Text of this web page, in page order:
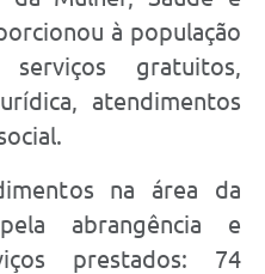
à população
gratuitos,
atendimentos
na área da
abrangência e
prestados: 74